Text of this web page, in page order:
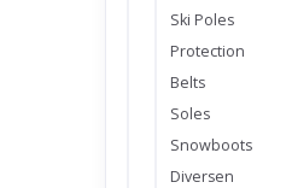
Ski Poles
Protection
Belts
Soles
Snowboots
Diversen